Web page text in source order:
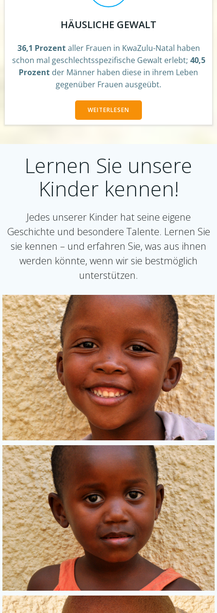
HÄUSLICHE GEWALT
36,1 Prozent aller Frauen in KwaZulu-Natal haben
schon mal geschlechtsspezifische Gewalt erlebt; 40,5
Prozent der Männer haben diese in ihrem Leben
gegenüber Frauen ausgeübt.
WEITERLESEN
Lernen Sie unsere
Kinder kennen!
Jedes unserer Kinder hat seine eigene
Geschichte und besondere Talente. Lernen Sie
sie kennen – und erfahren Sie, was aus ihnen
werden könnte, wenn wir sie bestmöglich
unterstützen.